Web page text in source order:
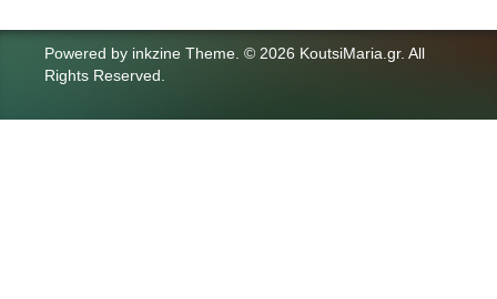
Powered by inkzine Theme © 2026 KoutsiMaria.gr. All
Rights Reserved.